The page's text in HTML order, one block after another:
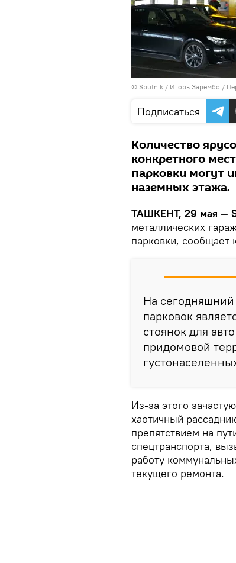
© Sputnik / Игорь Зарембо /
Подписаться
Количество
конкретного
парковки могут
наземных этажа.
ТАШКЕНТ, 29 мая —
металлических
парковки, сообщает
На сегодняшний
парковок
стоянок для
придомовой
Из-за этого
хаотичный
препятствием на
спецтранспорта,
работу
текущего ремонта.